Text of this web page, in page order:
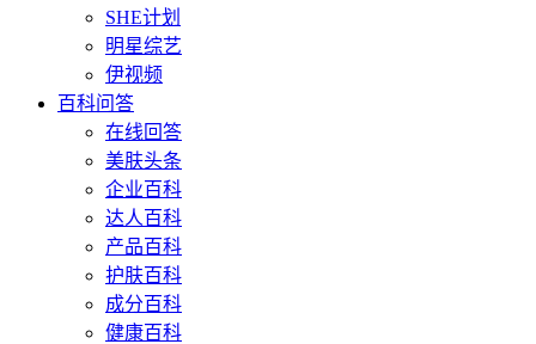
SHE计划
明星综艺
伊视频
百科问答
在线回答
美肤头条
企业百科
达人百科
产品百科
护肤百科
成分百科
健康百科